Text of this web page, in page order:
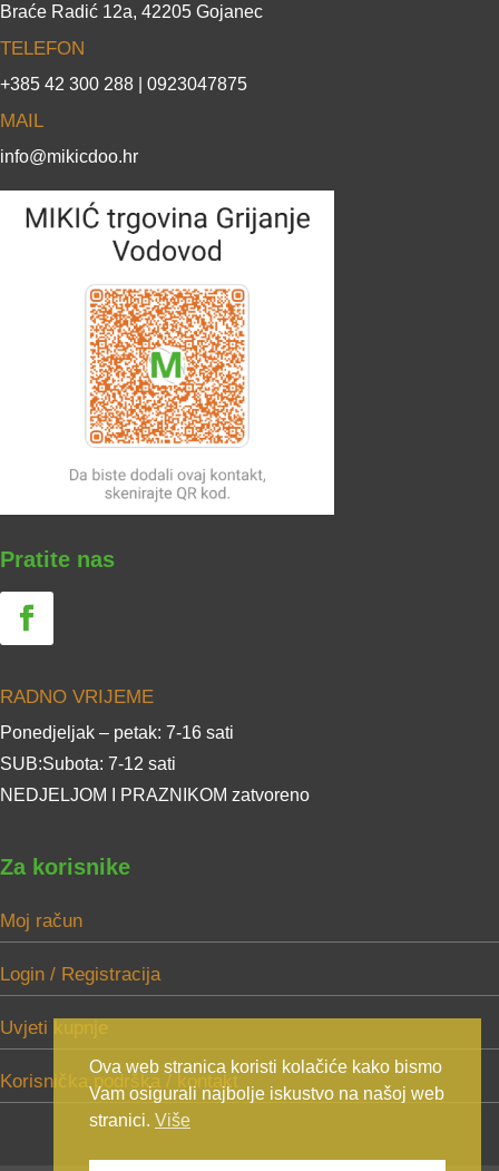
Braće Radić 12a, 42205 Gojanec
TELEFON
+385 42 300 288 | 0923047875
MAIL
info@mikicdoo.hr
Pratite nas
RADNO VRIJEME
Ponedjeljak – petak: 7-16 sati
SUB:Subota: 7-12 sati
NEDJELJOM I PRAZNIKOM zatvoreno
Za korisnike
Moj račun
Login / Registracija
Uvjeti kupnje
Korisnička podrška / kontakt
Ova web stranica koristi kolačiće kako bismo
Vam osigurali najbolje iskustvo na našoj web
stranici. Više